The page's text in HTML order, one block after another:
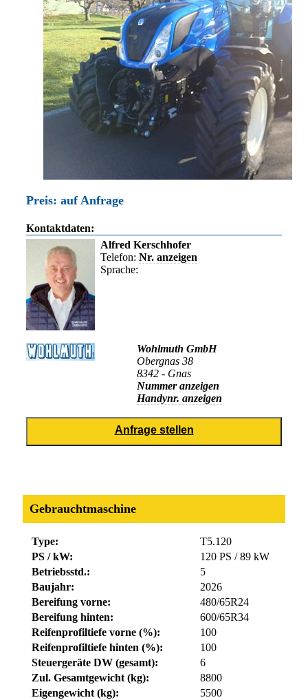
Preis: auf Anfrage
Kontaktdaten:
Alfred Kerschhofer
Telefon: Nr. anzeigen
Sprache:
Wohlmuth GmbH
Obergnas 38
8342 - Gnas
Nummer anzeigen
Handynr. anzeigen
Gebrauchtmaschine
Type:
T5.120
PS / kW:
120 PS / 89 kW
Betriebsstd.:
5
Baujahr:
2026
Bereifung vorne:
480/65R24
Bereifung hinten:
600/65R34
Reifenprofiltiefe vorne (%):
100
Reifenprofiltiefe hinten (%):
100
Steuergeräte DW (gesamt):
6
Zul. Gesamtgewicht (kg):
8800
Eigengewicht (kg):
5500